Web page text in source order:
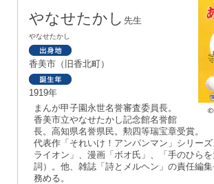
やなせたかし 先生
やなせたかし
香美市（旧香北町）
1919年
まんが甲子園永世名誉審査委員長。
香美市立やなせたかし記念館名誉館
長。高知県名誉県民。勲四等瑞宝章受賞。
代表作「それいけ！アンパンマン」シリー
ライオン」、漫画「ボオ氏」、「手のひら
詞）。他、雑誌「詩とメルヘン」の責任編
務める。